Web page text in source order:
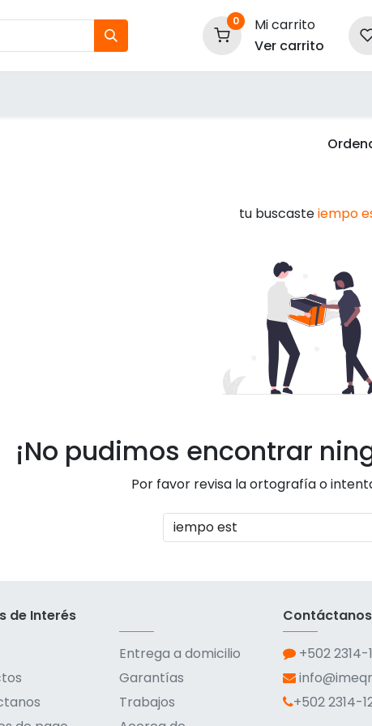
0
Mi carrito
Ver carrito
tu buscasteiempo
¡No pudimos encontrar
Por favor revisa la ortografía o
de Interés
Entrega a domicilio
Garantías
Trabajos
Contáctanos
+502 2314-
+502 2314-